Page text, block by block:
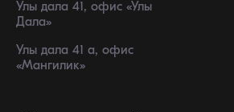
Улы дала 41, офис «Улы
Дала»
Улы дала 41 а, офис
«Мангилик»